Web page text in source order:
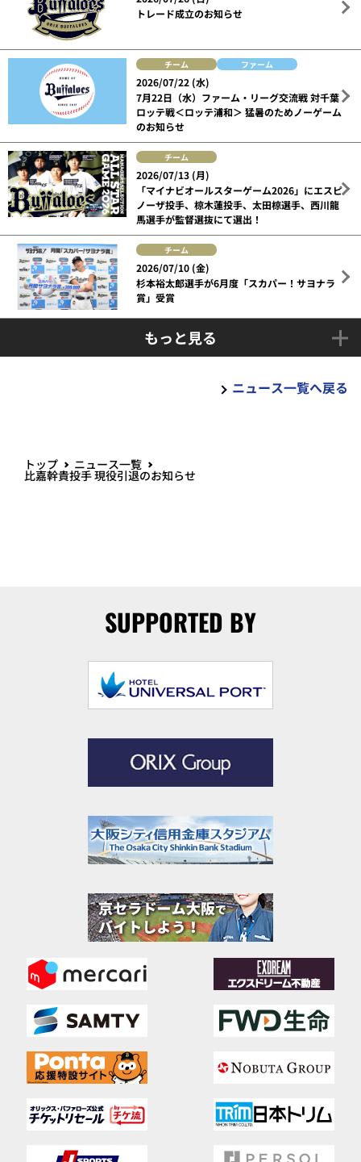
トレード成立のお知らせ
チーム ファーム
2026/07/22 (水)
7月22日（水）ファーム・リーグ交流戦 対千葉
ロッテ戦＜ロッテ浦和＞ 猛暑のためノーゲーム
のお知らせ
チーム
2026/07/13 (月)
「マイナビオールスターゲーム2026」にエスピ
ノーザ投手、椋木蓮投手、太田椋選手、西川龍
馬選手が監督選抜にて選出！
チーム
2026/07/10 (金)
杉本裕太郎選手が6月度「スカパー！サヨナラ
賞」受賞
もっと見る
ニュース一覧へ戻る
トップ ニュース一覧
比嘉幹貴投手 現役引退のお知らせ
SUPPORTED BY